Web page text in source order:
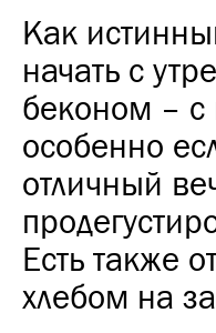
Как
начать с
беконом – с
особенно
отличный
Есть также
хлебом на